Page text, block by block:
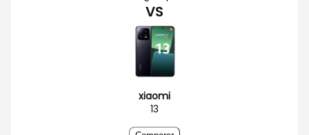
VS
xiaomi
13